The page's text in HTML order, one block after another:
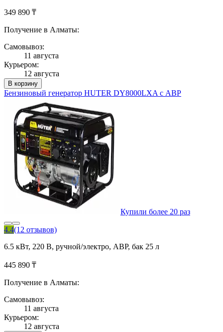
349 890 ₸
Получение в Алматы:
Самовывоз:
11 августа
Курьером:
12 августа
В корзину
Бензиновый генератор HUTER DY8000LXA с АВР
Купили более 20 раз
4.4(12 отзывов)
6.5 кВт, 220 В, ручной/электро, АВР, бак 25 л
445 890 ₸
Получение в Алматы:
Самовывоз:
11 августа
Курьером:
12 августа